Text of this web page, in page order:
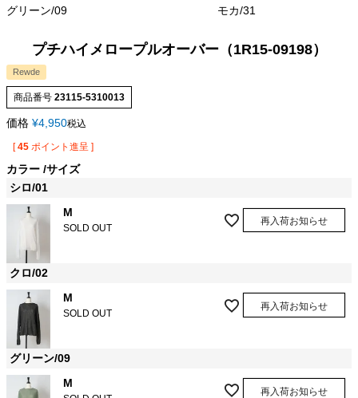
グリーン/09 モカ/31
プチハイメロープルオーバー（1R15-09198）
Rewde
商品番号 23115-5310013
価格 ¥4,950税込
[ 45 ポイント進呈 ]
カラー サイズ
シロ/01
M
SOLD OUT
再入荷お知らせ
クロ/02
M
SOLD OUT
再入荷お知らせ
グリーン/09
M
再入荷お知らせ